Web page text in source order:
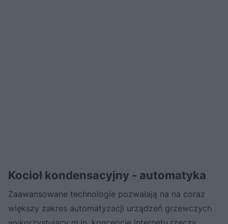
Kocioł kondensacyjny - automatyka
Zaawansowane technologie pozwalają na na coraz
większy zakres automatyzacji urządzeń grzewczych